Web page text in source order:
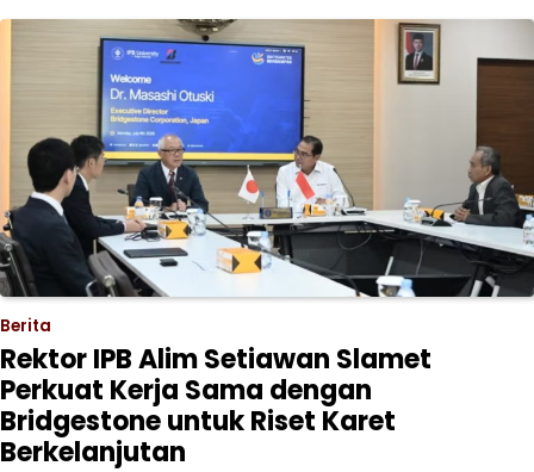
Berita
Rektor IPB Alim Setiawan Slamet
Perkuat Kerja Sama dengan
Bridgestone untuk Riset Karet
Berkelanjutan